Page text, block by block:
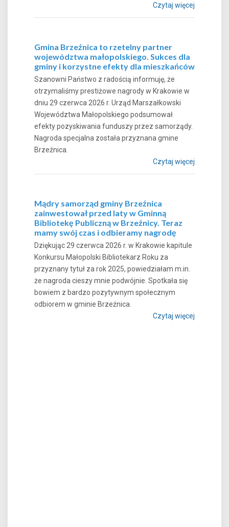
Czytaj więcej
Gmina Brzeźnica to rzetelny partner
województwa małopolskiego. Sukces dla
gminy i korzystne efekty dla mieszkańców
Szanowni Państwo z radością informuję, że
otrzymaliśmy prestiżowe nagrody w Krakowie w
dniu 29 czerwca 2026 r. Urząd Marszałkowski
Województwa Małopolskiego podsumował
efekty pozyskiwania funduszy przez samorządy.
Nagroda specjalna została przyznana gmine
Brzeźnica.
Czytaj więcej
Mądry samorząd gminy Brzeźnica
zainwestował przed laty w Gminną
Bibliotekę Publiczną w Brzeźnicy. Teraz
mamy swój czas i odbieramy nagrodę
Dziękując 29 czerwca 2026 r. w Krakowie kapitule
Konkursu Małopolski Bibliotekarz Roku za
przyznany tytuł za rok 2025, powiedziałam m.in.
że nagroda cieszy mnie podwójnie. Spotkała się
bowiem z bardzo pozytywnym społecznym
odbiorem w gminie Brzeźnica.
Czytaj więcej